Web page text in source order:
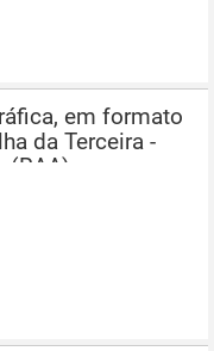
em formato
da Terceira -
(RAA)